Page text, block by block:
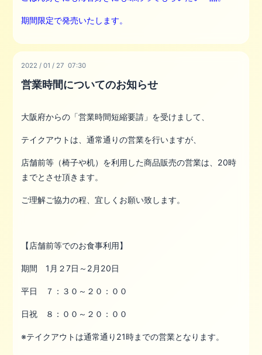
期間限定で発売いたします。
2022 /01 / 27 07:30
営業時間についてのお知らせ
大阪府からの「営業時間短縮要請」を受けまして、
テイクアウトは、通常通りの営業を行いますが、
店舗前等（椅子や机）を利用した商品販売の営業は、20時
までとさせ頂きます。
ご理解ご協力の程、宜しくお願い致します。
【店舗前等でのお食事利用】
期間 1月２7日～2月20日
平日 ７：３０～２０：００
日祝 ８：００～２０：００
※テイクアウトは通常通り21時までの営業となります。